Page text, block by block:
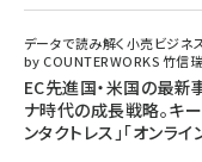
データで読み解く小売ビジ
by COUNTERWORKS 竹信
EC先進国・米国の最
ナ時代の成長戦略。キー
ンタクトレス」「オンライ